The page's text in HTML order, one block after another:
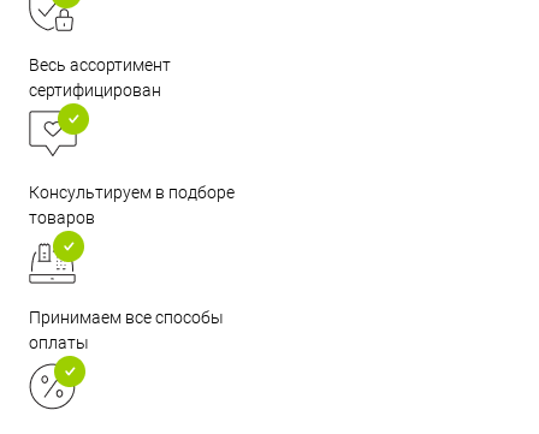
Весь ассортимент
сертифицирован
Консультируем в подборе
товаров
Принимаем все способы
оплаты